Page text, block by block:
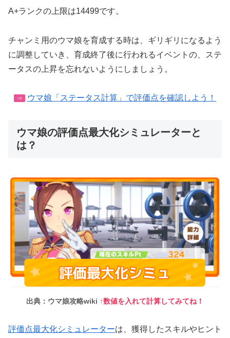
A+ランクの上限は14499です。
チャンミ用のウマ娘を育成する時は、ギリギリになるよう
に調整していき、育成終了後に行われるイベントの、ステ
ータスの上昇を忘れないようにしましょう。
⇒ ウマ娘「ステータス計算」で評価点を確認しよう！
ウマ娘の評価点最大化シミュレーターと
は？
出典：ウマ娘攻略wiki ↑数値を入れて計算してみてね！
評価点最大化シミュレーターは、獲得したスキルやヒント